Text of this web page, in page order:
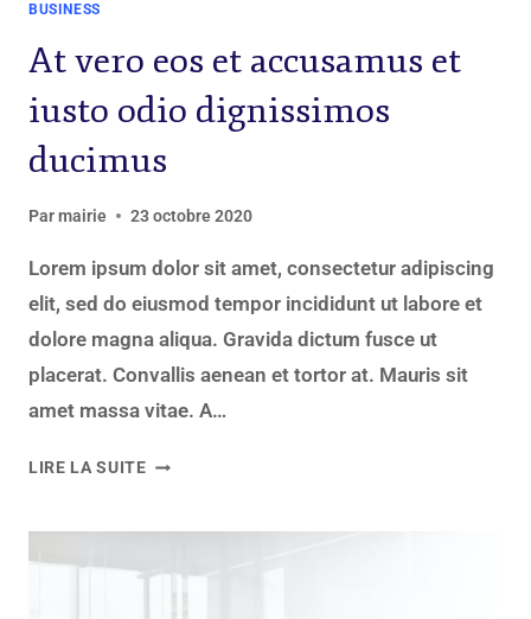
BUSINESS
At vero eos et accusamus et
iusto odio dignissimos
ducimus
Parmairie 23 octobre 2020
Lorem ipsum dolor sit amet, consectetur adipiscing
elit, sed do eiusmod tempor incididunt ut labore et
dolore magna aliqua. Gravida dictum fusce ut
placerat. Convallis aenean et tortor at. Mauris sit
amet massa vitae. A…
LIRE LA SUITE